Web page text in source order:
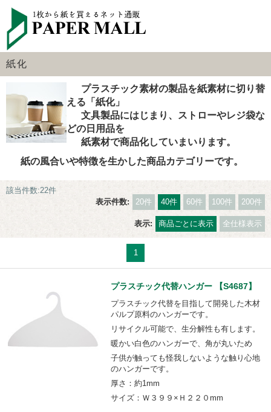
紙化
プラスチック素材の製品を紙素材に切り替
える「紙化」
文具製品にはじまり、ストローやレジ袋な
どの日用品を
紙素材で商品化していまいります。
紙の風合いや特徴を生かした商品カテゴリーです。
該当件数:22件
表示件数:
20件 40件 60件 100件 200件
表示: 商品ごとに表示 全仕様表示
1
プラスチック代替ハンガー 【S4687】
プラスチック代替を目指して開発した木材
パルプ原料のハンガーです。
リサイクル可能で、生分解性も有します。
暖かい白色のハンガーで、角が丸いため
子供が触っても怪我しないような触り心地
のハンガーです。
厚さ：約1mm
サイズ：Ｗ３９９×Ｈ２２０mm